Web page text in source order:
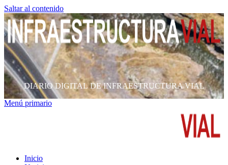
Saltar al contenido
DIARIO DIGITAL DE INFRAESTRUCTURA VIAL
Menú primario
Inicio